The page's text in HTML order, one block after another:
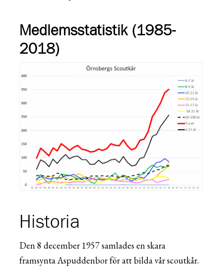
Medlemsstatistik (1985-
2018)
Historia
Den 8 december 1957 samlades en skara
framsynta Aspuddenbor för att bilda vår scoutkår.